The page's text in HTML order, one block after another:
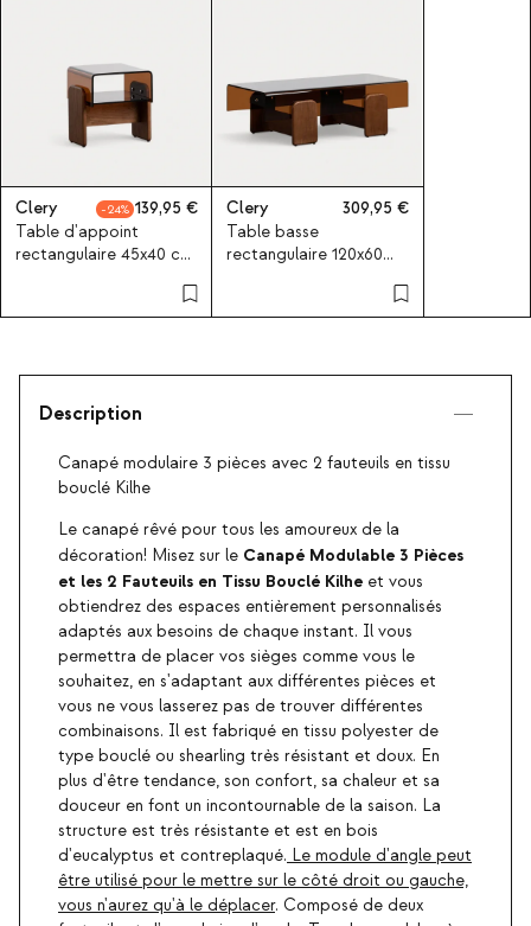
Clery 24
139,95
Table d'appoint
rectangulaire 45x40 cm
Clery
309,95
Table basse
rectangulaire 120x60
Description
Canapé modulaire 3 pièces avec 2 fauteuils en tissu
bouclé Kilhe
Le canapé rêvé pour tous les amoureux de la
décoration! Misez sur le Canapé Modulable 3 Pièces
et les 2 Fauteuils en Tissu Bouclé Kilhe et vous
obtiendrez des espaces entièrement personnalisés
adaptés aux besoins de chaque instant. Il vous
permettra de placer vos sièges comme vous le
souhaitez, en s'adaptant aux différentes pièces et
vous ne vous lasserez pas de trouver différentes
combinaisons. Il est fabriqué en tissu polyester de
type bouclé ou shearling très résistant et doux. En
plus d'être tendance, son confort, sa chaleur et sa
douceur en font un incontournable de la saison. La
structure est très résistante et est en bois
d'eucalyptus et contreplaqué. Le module d'angle peut
être utilisé pour le mettre sur le côté droit ou gauche,
vous n'aurez qu'à le déplacer. Composé de deux